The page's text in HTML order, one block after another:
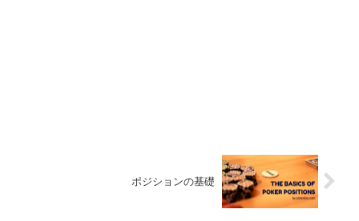
ポジションの基礎